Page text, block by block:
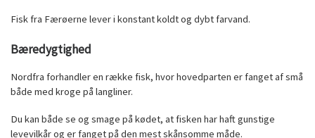
Fisk fra Færøerne lever i konstant koldt og dybt farvand.
Bæredygtighed
Nordfra forhandler en række fisk, hvor hovedparten er fanget af små
både med kroge på langliner.
Du kan både se og smage på kødet, at fisken har haft gunstige
levevilkår og er fanget på den mest skånsomme måde.